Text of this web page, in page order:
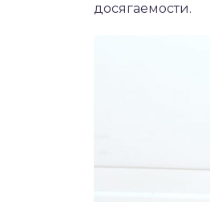
досягаемости.